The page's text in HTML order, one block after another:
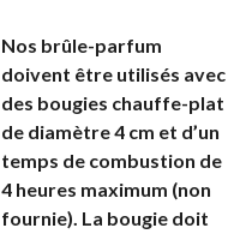
Nos brûle-parfum
doivent être utilisés avec
des bougies chauffe-plat
de diamètre 4 cm et d’un
temps de combustion de
4 heures maximum (non
fournie). La bougie doit